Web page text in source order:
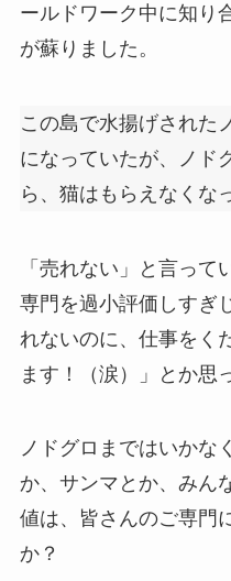
ールドワーク中に知り
が蘇りました。
この島で水揚げされた
になっていたが、ノド
ら、猫はもらえなくな
「売れない」と言っ
専門を過小評価しすぎ
れないのに、仕事をく
ます！（涙）」とか思
ノドグロまではいかな
か、サンマとか、みん
値は、皆さんのご専門
か？